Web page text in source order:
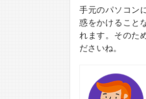
手元のパソコン
惑をかけること
れます。そのた
ださいね。